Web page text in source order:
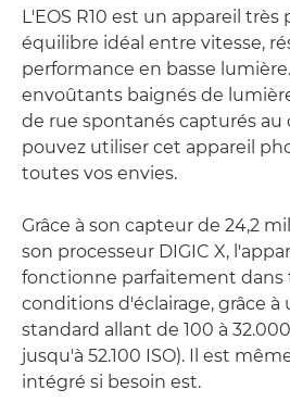
L'EOS R10 est un appareil
équilibre idéal entre vitesse,
performance en basse
envoûtants baignés de
de rue spontanés capturés au
pouvez utiliser cet appareil
toutes vos envies.
Grâce à son capteur de 24,2
son processeur DIGIC X,
fonctionne parfaitement dans
conditions d'éclairage, grâce à
standard allant de 100 à
jusqu'à 52.100 ISO). Il est
intégré si besoin est.